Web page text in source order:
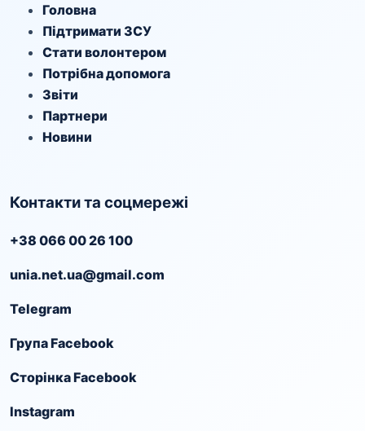
Головна
Підтримати ЗСУ
Стати волонтером
Потрібна допомога
Звіти
Партнери
Новини
Контакти та соцмережі
+38 066 00 26 100
unia.net.ua@gmail.com
Telegram
Група Facebook
Сторінка Facebook
Instagram